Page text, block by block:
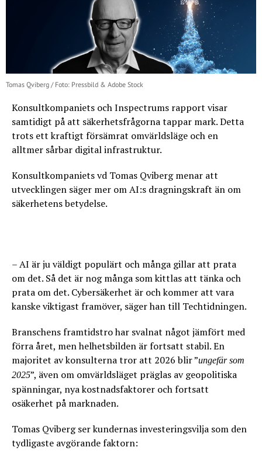
Tomas Qviberg / Foto: Pressbild & Adobe Stock
Konsultkompaniets och Inspectrums rapport visar
samtidigt på att säkerhetsfrågorna tappar mark. Detta
trots ett kraftigt försämrat omvärldsläge och en
alltmer sårbar digital infrastruktur.
Konsultkompaniets vd Tomas Qviberg menar att
utvecklingen säger mer om AI:s dragningskraft än om
säkerhetens betydelse.
– AI är ju väldigt populärt och många gillar att prata
om det. Så det är nog många som kittlas att tänka och
prata om det. Cybersäkerhet är och kommer att vara
kanske viktigast framöver, säger han till Techtidningen.
Branschens framtidstro har svalnat något jämfört med
förra året, men helhetsbilden är fortsatt stabil. En
majoritet av konsulterna tror att 2026 blir ”ungefär som
2025”, även om omvärldsläget präglas av geopolitiska
spänningar, nya kostnadsfaktorer och fortsatt
osäkerhet på marknaden.
Tomas Qviberg ser kundernas investeringsvilja som den
tydligaste avgörande faktorn: